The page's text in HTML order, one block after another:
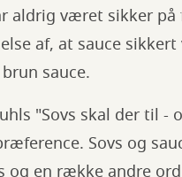
aldrig været sikker på
af, at sauce
sauce.
"Sovs skal der til
Sovs og
og en række andre